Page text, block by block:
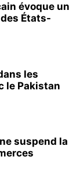
évoque un
États-
les
le Pakistan
suspend la